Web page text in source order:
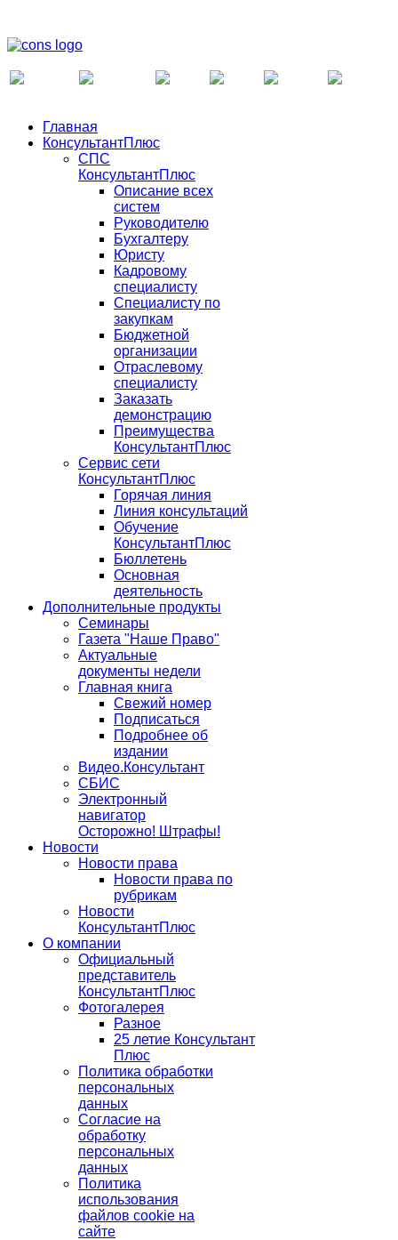
Главная
КонсультантПлюс
СПС
КонсультантПлюс
Описание всех
систем
Руководителю
Бухгалтеру
Юристу
Кадровому
специалисту
Специалисту по
закупкам
Бюджетной
организации
Отраслевому
специалисту
Заказать
демонстрацию
Преимущества
КонсультантПлюс
Сервис сети
КонсультантПлюс
Горячая линия
Линия консультаций
Обучение
КонсультантПлюс
Бюллетень
Основная
деятельность
Дополнительные продукты
Семинары
Газета "Наше Право"
Актуальные
документы недели
Главная книга
Свежий номер
Подписаться
Подробнее об
издании
Видео.Консультант
СБИС
Электронный
навигатор
Осторожно! Штрафы!
Новости
Новости права
Новости права по
рубрикам
Новости
КонсультантПлюс
О компании
Официальный
представитель
КонсультантПлюс
Фотогалерея
Разное
25 летие Консультант
Плюс
Политика обработки
персональных
данных
Согласие на
обработку
персональных
данных
Политика
использования
файлов cookie на
сайте